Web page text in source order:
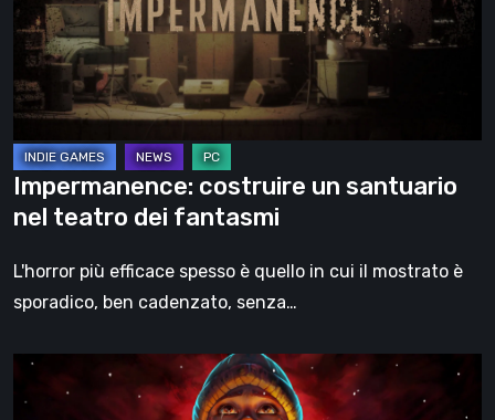
nel
teatro
dei
fantasmi
Impermanence: costruire un santuario
nel teatro dei fantasmi
L'horror più efficace spesso è quello in cui il mostrato è
sporadico, ben cadenzato, senza…
Hollow
Home